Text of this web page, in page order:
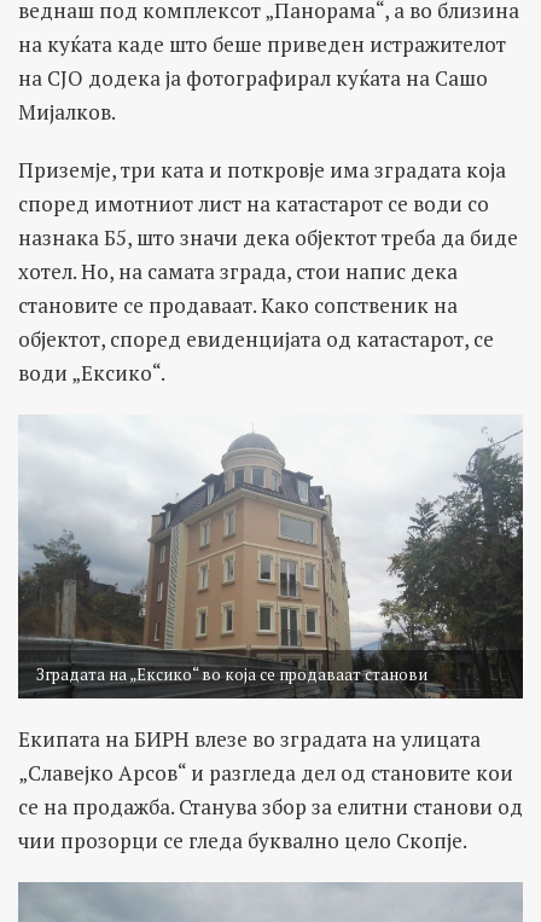
веднаш под комплексот „Панорама“, а во близина
на куќата каде што беше приведен истражителот
на СЈО додека ја фотографирал куќата на Сашо
Мијалков.
Приземје, три ката и поткровје има зградата која
според имотниот лист на катастарот се води со
назнака Б5, што значи дека објектот треба да биде
хотел. Но, на самата зграда, стои напис дека
становите се продаваат. Како сопственик на
објектот, според евиденцијата од катастарот, се
води „Ексико“.
Зградата на „Ексико“ во која се продаваат станови
Екипата на БИРН влезе во зградата на улицата
„Славејко Арсов“ и разгледа дел од становите кои
се на продажба. Станува збор за елитни станови од
чии прозорци се гледа буквално цело Скопје.